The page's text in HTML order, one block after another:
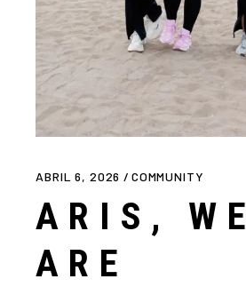
ABRIL 6, 2026 COMMUNITY
ARIS, WE
ARE